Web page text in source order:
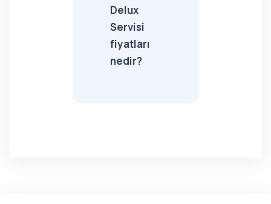
Delux
Servisi
fiyatları
nedir?